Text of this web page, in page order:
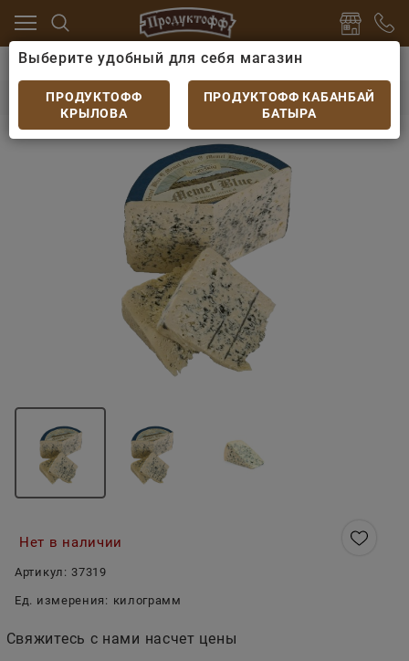
Сыры Сыр выдержанный
Сыр полутвердый с
Сыр полутвердый с плесенью MEMEL BLUE 50%
Нет в наличии
Артикул: 37319
Ед. измерения: килограмм
Свяжитесь с нами насчет цены
Выберите удобный для себя магазин
ПРОДУКТОФФ
КРЫЛОВА
ПРОДУКТОФФ КАБАНБАЙ
БАТЫРА